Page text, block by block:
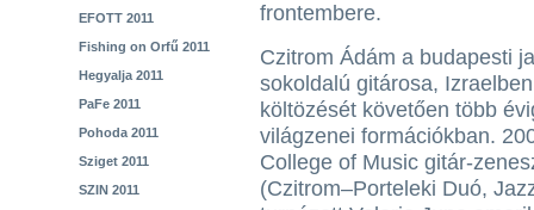
EFOTT 2011
Fishing on Orfű 2011
Hegyalja 2011
PaFe 2011
Pohoda 2011
Sziget 2011
SZIN 2011
frontembere.
Czitrom Ádám a budapesti
sokoldalú gitárosa,
költözését követően több
világzenei formációkban.
College of Music gitár-
(Czitrom–Porteleki Duó,